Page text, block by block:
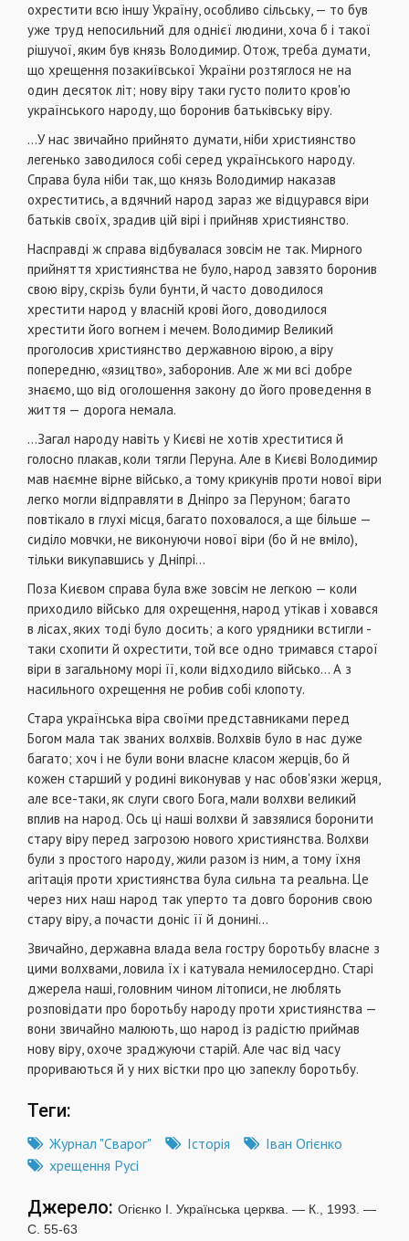
охрестити всю іншу Україну, особливо сільську, — то був
уже труд непосильний для однієї людини, хоча б і такої
рішучої, яким був князь Володимир. Отож, треба думати,
що хрещення позакиївської України розтяглося не на
один десяток літ; нову віру таки густо полито кров'ю
українського народу, що боронив батьківську віру.
...У нас звичайно прийнято думати, ніби християнство
легенько заводилося собі серед українського народу.
Справа була ніби так, що князь Володимир наказав
охреститись, а вдячний народ зараз же відцурався віри
батьків своїх, зрадив цій вірі і прийняв християнство.
Насправді ж справа відбувалася зовсім не так. Мирного
прийняття християнства не було, народ завзято боронив
свою віру, скрізь були бунти, й часто доводилося
хрестити народ у власній крові його, доводилося
хрестити його вогнем і мечем. Володимир Великий
проголосив християнство державною вірою, а віру
попередню, «язицтво», заборонив. Але ж ми всі добре
знаємо, що від оголошення закону до його проведення в
життя — дорога немала.
...Загал народу навіть у Києві не хотів хреститися й
голосно плакав, коли тягли Перуна. Але в Києві Володимир
мав наємне вірне військо, а тому крикунів проти нової віри
легко могли відправляти в Дніпро за Перуном; багато
повтікало в глухі місця, багато поховалося, а ще більше —
сиділо мовчки, не виконуючи нової віри (бо й не вміло),
тільки викупавшись у Дніпрі...
Поза Києвом справа була вже зовсім не легкою — коли
приходило військо для охрещення, народ утікав і ховався
в лісах, яких тоді було досить; а кого урядники встигли -
таки схопити й охрестити, той все одно тримався старої
віри в загальному морі її, коли відходило військо... А з
насильного охрещення не робив собі клопоту.
Стара українська віра своїми представниками перед
Богом мала так званих волхвів. Волхвів було в нас дуже
багато; хоч і не були вони власне класом жерців, бо й
кожен старший у родині виконував у нас обов'язки жерця,
але все-таки, як слуги свого Бога, мали волхви великий
вплив на народ. Ось ці наші волхви й завзялися боронити
стару віру перед загрозою нового християнства. Волхви
були з простого народу, жили разом із ним, а тому їхня
агітація проти християнства була сильна та реальна. Це
через них наш народ так уперто та довго боронив свою
стару віру, а почасти доніс її й донині...
Звичайно, державна влада вела гостру боротьбу власне з
цими волхвами, ловила їх і катувала немилосердно. Старі
джерела наші, головним чином літописи, не люблять
розповідати про боротьбу народу проти християнства —
вони звичайно малюють, що народ із радістю приймав
нову віру, охоче зраджуючи старій. Але час від часу
прориваються й у них вістки про цю запеклу боротьбу.
Теги:
Журнал "Сварог" Історія
Іван Огієнко
хрещення Русі
Джерело: Огієнко І. Українська церква. — К., 1993. —
С. 55-63